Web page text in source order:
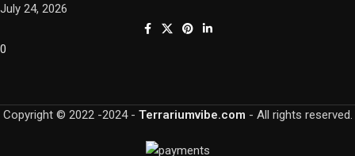
July 24, 2026
0
Copyright © 2022 -2024 - Terrariumvibe.com - All rights reserved.